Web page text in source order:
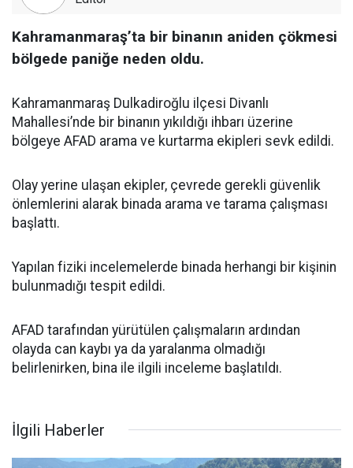
Kahramanmaraş’ta bir binanın aniden çökmesi
bölgede paniğe neden oldu.
Kahramanmaraş Dulkadiroğlu ilçesi Divanlı
Mahallesi’nde bir binanın yıkıldığı ihbarı üzerine
bölgeye AFAD arama ve kurtarma ekipleri sevk edildi.
Olay yerine ulaşan ekipler, çevrede gerekli güvenlik
önlemlerini alarak binada arama ve tarama çalışması
başlattı.
Yapılan fiziki incelemelerde binada herhangi bir kişinin
bulunmadığı tespit edildi.
AFAD tarafından yürütülen çalışmaların ardından
olayda can kaybı ya da yaralanma olmadığı
belirlenirken, bina ile ilgili inceleme başlatıldı.
İlgili Haberler